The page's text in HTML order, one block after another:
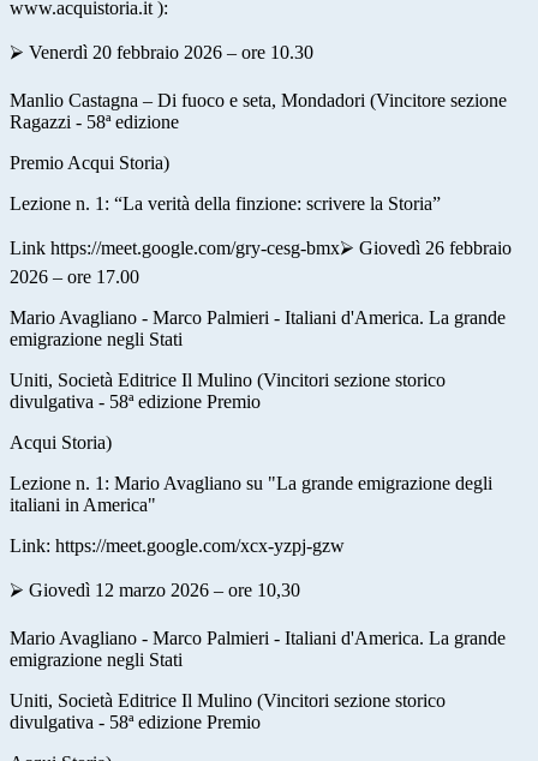
www.acquistoria.it ):
⮚ Venerdì 20 febbraio 2026 – ore 10.30
Manlio Castagna – Di fuoco e seta, Mondadori (Vincitore sezione
Ragazzi - 58ª edizione
Premio Acqui Storia)
Lezione n. 1: “La verità della finzione: scrivere la Storia”
Link https://meet.google.com/gry-cesg-bmx⮚ Giovedì 26 febbraio
2026 – ore 17.00
Mario Avagliano - Marco Palmieri - Italiani d'America. La grande
emigrazione negli Stati
Uniti, Società Editrice Il Mulino (Vincitori sezione storico
divulgativa - 58ª edizione Premio
Acqui Storia)
Lezione n. 1: Mario Avagliano su "La grande emigrazione degli
italiani in America"
Link: https://meet.google.com/xcx-yzpj-gzw
⮚ Giovedì 12 marzo 2026 – ore 10,30
Mario Avagliano - Marco Palmieri - Italiani d'America. La grande
emigrazione negli Stati
Uniti, Società Editrice Il Mulino (Vincitori sezione storico
divulgativa - 58ª edizione Premio